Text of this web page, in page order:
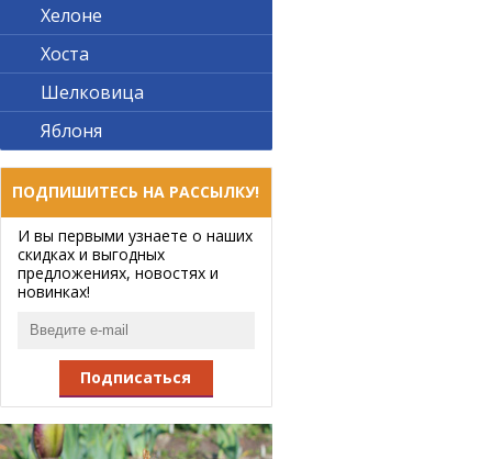
Хелоне
Хоста
Шелковица
Яблоня
ПОДПИШИТЕСЬ НА РАССЫЛКУ!
И вы первыми узнаете о наших
скидках и выгодных
предложениях, новостях и
новинках!
Подписаться